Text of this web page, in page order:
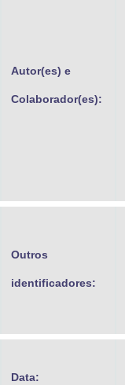
Autor(es) e
Colaborador(es):
Outros
identificadores:
Data: